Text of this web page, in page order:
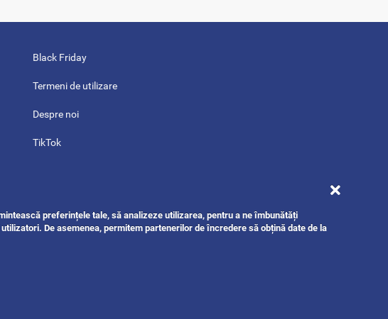
Black Friday
Termeni de utilizare
Despre noi
TikTok
ANPC
preferințele tale, să analizeze utilizarea, pentru a ne îmbunătăți
De asemenea, permitem partenerilor de încredere să obțină date de la